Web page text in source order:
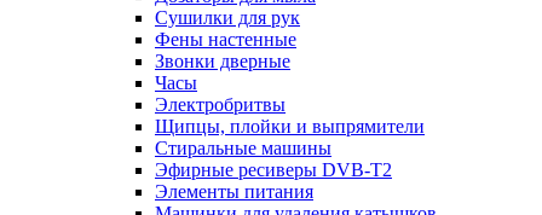
Сушилки для рук
Фены настенные
Звонки дверные
Часы
Электробритвы
Щипцы, плойки и выпрямители
Стиральные машины
Эфирные ресиверы DVB-T2
Элементы питания